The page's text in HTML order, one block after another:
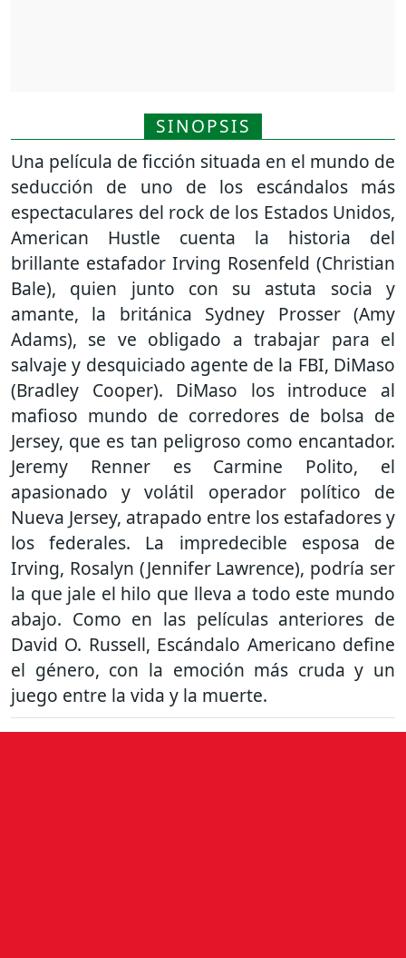
SINOPSIS
Una película de ficción situada en el mundo de
seducción de uno de los escándalos más
espectaculares del rock de los Estados Unidos,
American Hustle cuenta la historia del
brillante estafador Irving Rosenfeld (Christian
Bale), quien junto con su astuta socia y
amante, la británica Sydney Prosser (Amy
Adams), se ve obligado a trabajar para el
salvaje y desquiciado agente de la FBI, DiMaso
(Bradley Cooper). DiMaso los introduce al
mafioso mundo de corredores de bolsa de
Jersey, que es tan peligroso como encantador.
Jeremy Renner es Carmine Polito, el
apasionado y volátil operador político de
Nueva Jersey, atrapado entre los estafadores y
los federales. La impredecible esposa de
Irving, Rosalyn (Jennifer Lawrence), podría ser
la que jale el hilo que lleva a todo este mundo
abajo. Como en las películas anteriores de
David O. Russell, Escándalo Americano define
el género, con la emoción más cruda y un
juego entre la vida y la muerte.